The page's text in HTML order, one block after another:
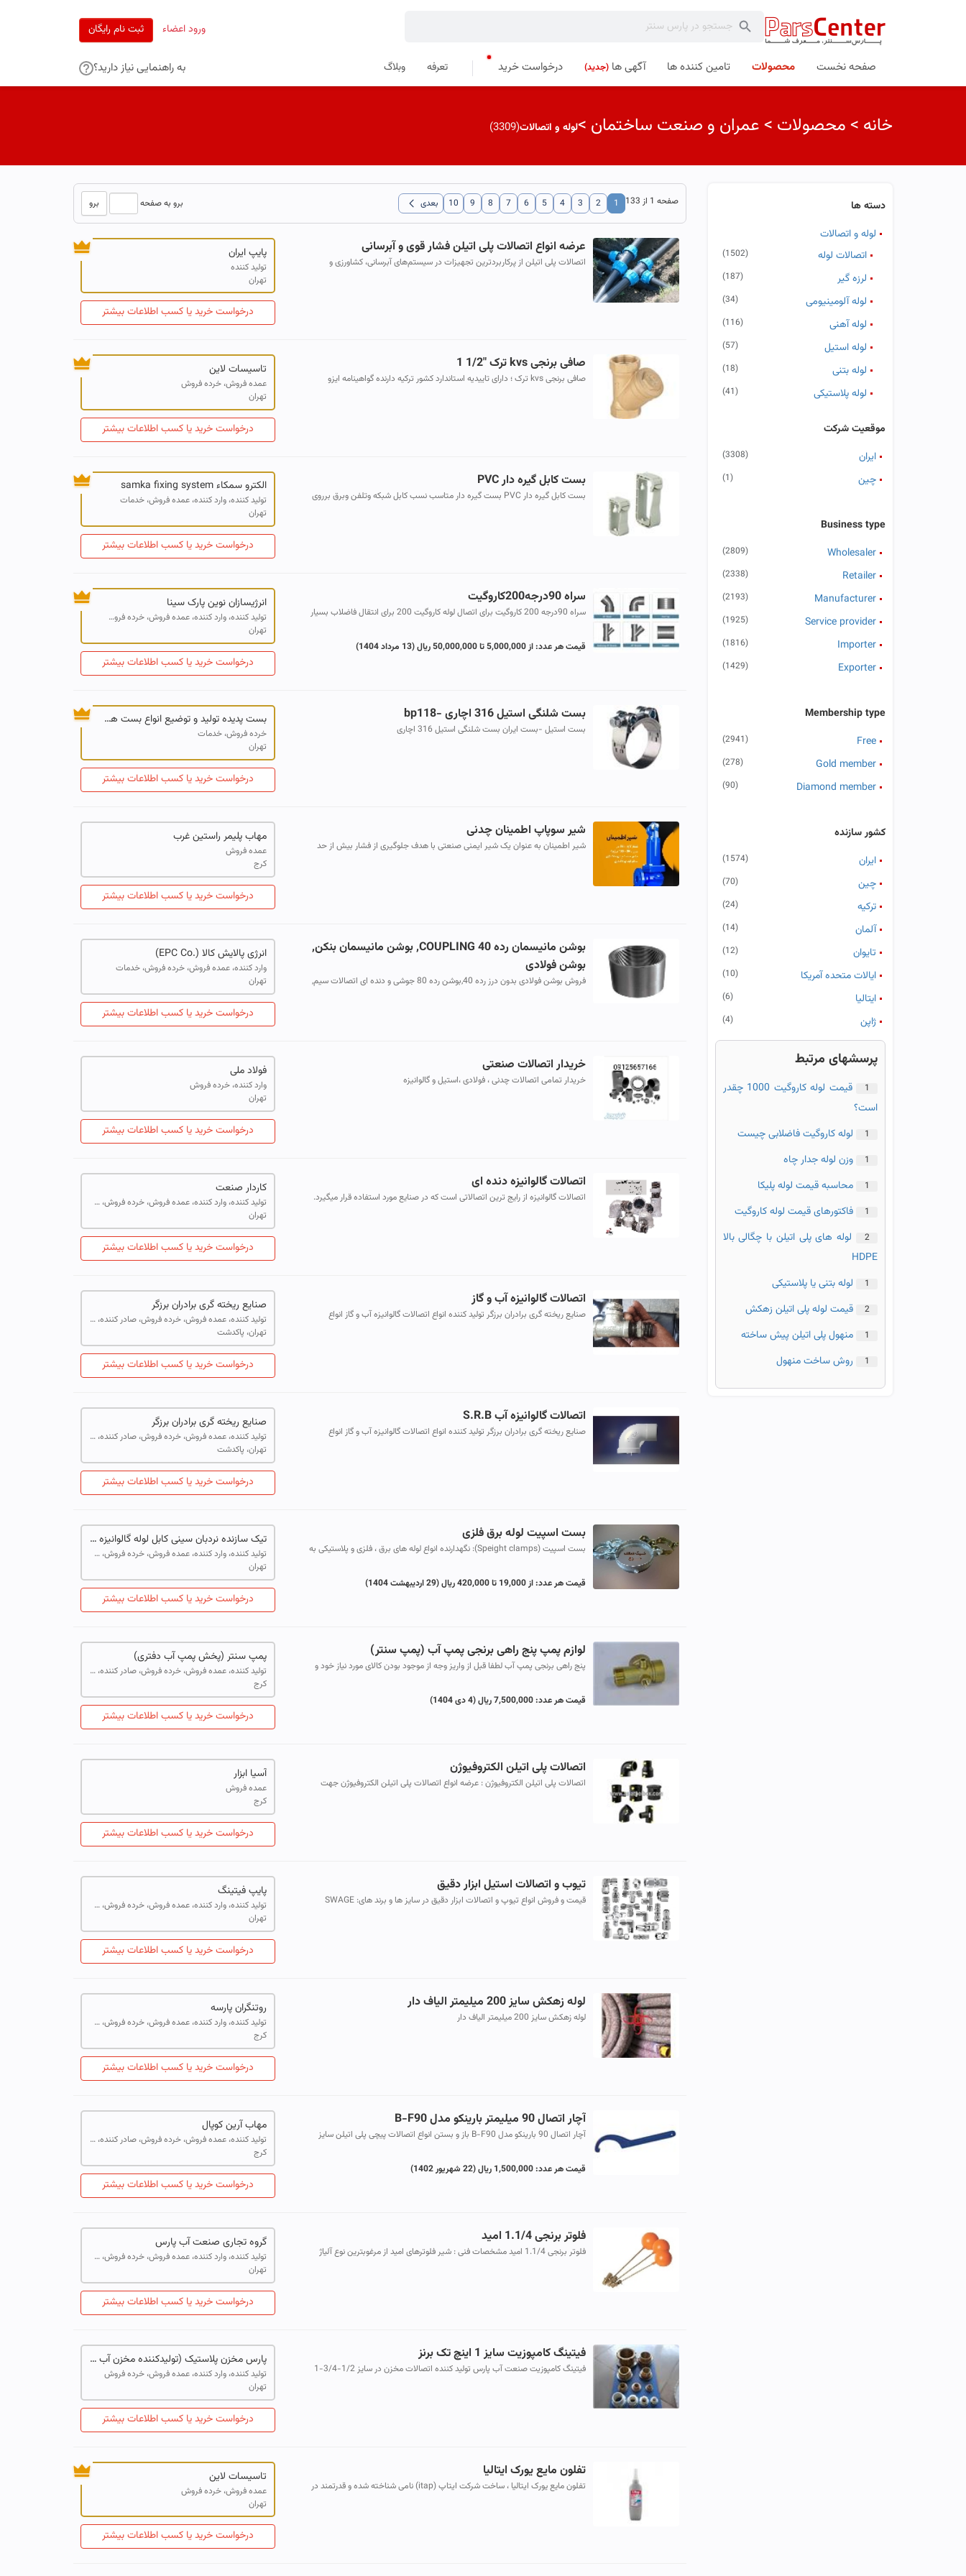
ورود اعضاء ثبت نام رایگان
صفحه نخست محصولات تامین کننده ها آگهی ها (جدید) درخواست خرید تعرفه وبلاگ به راهنمایی نیاز دارید؟
خانه >محصولات >عمران و صنعت ساختمان >لوله و اتصالات(3309)
دسته ها
لوله و اتصالات
اتصالات لوله
(1502)
لرزه گیر (187)
لوله آلومینیومی (34)
لوله آهنی (116)
لوله استیل (57)
لوله بتنی (18)
لوله پلاستیکی (41)
لوله جدار چاه (25)
لوله فایبر گلاس
لوله کاروگیت
لوله کامپوزیت (21)
لوله مسی (8)
منهول (120)
لوله - سایر (282)
موقعیت شرکت
ایران
(3308)
چین (1)
Business type
Wholesaler
(2809)
Retailer
(2338)
Manufacturer
(2193)
Service provider
(1925)
Importer
(1816)
Exporter
(1429)
Membership type
Free
(2941)
Gold member
(278)
Diamond member
(90)
کشور سازنده
ایران
(1574)
چین (70)
تركیه (24)
آلمان (14)
تایوان (12)
ایالات متحده آمریكا (10)
ایتالیا (6)
ژاپن (4)
اسپانیا (3)
اوكراین
پرسشهای مرتبط
1
قیمت لوله کاروگیت 1000 چقدر
است؟
1 لوله کاروگیت فاضلابی چیست
1 وزن لوله جدار چاه
1 محاسبه قیمت لوله پلیکا
1 فاکتورهای قیمت لوله کاروگیت
2
لوله های پلی اتیلن با چگالی بالا
HDPE
1 لوله بتنی یا پلاستیکی
2 قیمت لوله پلی اتیلن زهکش
1 منهول پلی اتیلن پیش ساخته
1 روش ساخت منهول
صفحه 1 از 133 1
2
3
4
5
6
7
8
9
10 بعدی chevron_left برو به صفحه برو
عرضه انواع اتصالات پلی اتیلن فشار قوی و آبرسانی
اتصالات پلی‌ اتیلن از پرکاربردترین تجهیزات در سیستم‌های آبرسانی، کشاورزی و
پایپ ایران
تولید کننده
تهران
درخواست خرید یا کسب اطلاعات بیشتر
صافی برنجی kvs ترک "1/2 1
صافی برنجی kvs ترک ؛ دارای تاییدیه استاندارد کشور ترکیه دارنده گواهینامه ایزو
تاسیسات لاین
عمده فروش، خرده فروش
تهران
درخواست خرید یا کسب اطلاعات بیشتر
بست کابل گیره دار PVC
بست کابل گیره دار PVC بست گیره دار متاسب نسب کابل شبکه وتلفن وبرق برروی
الکترو سمکاء samka fixing system
تولید کننده، وارد کننده، عمده فروش، خدمات
تهران
درخواست خرید یا کسب اطلاعات بیشتر
سراه 90درجه200کاروگیت
سراه 90درجه 200 کاروگیت برای اتصال لوله کاروگیت 200 برای انتقال فاضلاب بسیار
قیمت هر عدد:از 5,000,000 تا 50,000,000 ریال (13 مرداد 1404)
انرژیسازان نوین پارک سینا
تولید کننده، وارد کننده، عمده فروش، خرده فروش، صادر کننده، خدمات
تهران
درخواست خرید یا کسب اطلاعات بیشتر
بست شلنگی استیل 316 اچاری -bp118
بست استیل -بست ایران بست شلنگی استیل 316 اچاری
بست پدیده تولید و توضیع انواع بست های ساختمانی صنعتی
خرده فروش، خدمات
تهران
درخواست خرید یا کسب اطلاعات بیشتر
شیر سوپاپ اطمینان چدنی
شیر اطمینان به عنوان یک شیر ایمنی صنعتی با هدف جلوگیری از فشار بیش از حد
مهاب پلیمر راستین غرب
عمده فروش
کرج
درخواست خرید یا کسب اطلاعات بیشتر
بوشن مانیسمان رده 40 COUPLING, بوشن مانیسمان بنکن,
بوشن فولادی
فروش بوشن فولادی بدون درز رده 40,بوشن رده 80 جوشی و دنده ای اتصالات سیم,
انرژی پالایش کالا (.EPC Co)
وارد کننده، عمده فروش، خرده فروش، خدمات
تهران
درخواست خرید یا کسب اطلاعات بیشتر
خریدار اتصالات صنعتی
خریدار تمامی اتصالات چدنی ، فولادی ،استیل و گالوانیزه
فولاد ملی
وارد کننده، خرده فروش
تهران
درخواست خرید یا کسب اطلاعات بیشتر
اتصالات گالوانیزه دنده ای
اتصالات گالوانیزه از رایج ترین اتصالاتی است که در صنایع مورد استفاده قرار میگیرد.
کاردار صنعت
تولید کننده، وارد کننده، عمده فروش، خرده فروش، خدمات
تهران
درخواست خرید یا کسب اطلاعات بیشتر
اتصالات گالوانیزه آب و گاز
صنایع ریخته گری برادران برزگر تولید کننده انواع اتصالات گالوانیزه آب و گاز انواع
صنایع ریخته گری برادران برزگر
تولید کننده، عمده فروش، خرده فروش، صادر کننده، خدمات
تهران، پاکدشت
درخواست خرید یا کسب اطلاعات بیشتر
اتصالات گالوانیزه آب S.R.B
صنایع ریخته گری برادران برزگر تولید کننده انواع اتصالات گالوانیزه آب و گاز انواع
صنایع ریخته گری برادران برزگر
تولید کننده، عمده فروش، خرده فروش، صادر کننده، خدمات
تهران، پاکدشت
درخواست خرید یا کسب اطلاعات بیشتر
بست اسپیت لوله برق فلزی
بست اسپیت (Speight clamps): نگهدارنده انواع لوله های برق ، فلزی و پلاستیکی به
قیمت هر عدد:از 19,000 تا 420,000 ریال (29 اردیبهشت 1404)
تیک سازنده نردبان سینی کابل لوله گالوانیزه برق
تولید کننده، وارد کننده، عمده فروش، خرده فروش، صادر کننده، خدمات
تهران
درخواست خرید یا کسب اطلاعات بیشتر
لوازم پمپ پنج راهی برنجی پمپ آب (پمپ سنتر)
پنج راهی برنجی پمپ آب لطفا قبل از واریز وجه از موجود بودن کالای مورد نیاز خود و
قیمت هر عدد:7,500,000 ریال (4 دی 1404)
پمپ سنتر (پخش پمپ آب دفتری)
تولید کننده، عمده فروش، خرده فروش، صادر کننده، خدمات
کرج
درخواست خرید یا کسب اطلاعات بیشتر
اتصالات پلی اتیلن الکتروفیوژن
اتصالات پلی اتیلن الکتروفیوژن : عرضه انواع اتصالات پلی اتیلن الکتروفیوژن جهت
آسیا ابزار
عمده فروش
کرج
درخواست خرید یا کسب اطلاعات بیشتر
تیوب و اتصالات استیل ابزار دقیق
قیمت و فروش انواع تیوپ و اتصالات ابزار دقیق در سایز ها و برند های: SWAGE
پایپ فیتینگ
تولید کننده، وارد کننده، عمده فروش، خرده فروش، صادر کننده، خدمات
تهران
درخواست خرید یا کسب اطلاعات بیشتر
لوله زهکش سایز 200 میلیمتر الیاف دار
لوله زهکش سایز 200 میلیمتر الیاف دار
روتنگران پارسه
تولید کننده، وارد کننده، عمده فروش، خرده فروش، صادر کننده، خدمات
کرج
درخواست خرید یا کسب اطلاعات بیشتر
آچار اتصال 90 میلیمتر بارینکو مدل B-F90
آچار اتصال 90 بارینکو مدل B-F90 باز و بستن انواع اتصالات پیچی پلی اتیلن سایز
قیمت هر عدد:1,500,000 ریال (22 شهریور 1402)
مهاب آرین کوپال
تولید کننده، عمده فروش، خرده فروش، صادر کننده، خدمات
کرج
درخواست خرید یا کسب اطلاعات بیشتر
فلوتر برنجی 1.1/4 امید
فلوتر برنجی 1.1/4 امید مشخصات فنی : شیر فلوترهای امید از مرغوبترین نوع آلیاژ
گروه تجاری صنعت آب پارس
تولید کننده، وارد کننده، عمده فروش، خرده فروش، صادر کننده، خدمات
تهران
درخواست خرید یا کسب اطلاعات بیشتر
فیتینگ کامپوزیت سایز 1 اینچ تک برنز
فیتینگ کامپوزیت صنعت آب پارس تولید کننده اتصالات مخزن در سایز 1/2-3/4-1
پارس مخزن پلاستیک (تولیدکننده مخزن آب پلی اتیلن از یک لایه الی 5 لایه|منبع تحت فشار|مخازن نگهداری مایعات|پمپ آب خانگی|و لوازم جانبی)
تولید کننده، وارد کننده، عمده فروش، خرده فروش
تهران
درخواست خرید یا کسب اطلاعات بیشتر
تفلون مایع یورک ایتالیا
تفلون مایع یورک ایتالیا ، ساخت شرکت ایتاپ (itap) نامی شناخته شده و قدرتمند در
تاسیسات لاین
عمده فروش، خرده فروش
تهران
درخواست خرید یا کسب اطلاعات بیشتر